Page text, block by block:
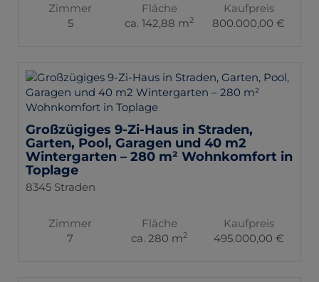
Zimmer
5
Fläche
ca. 142,88 m2
Kaufpreis
800.000,00 €
Großzügiges 9-Zi-Haus in Straden,
Garten, Pool, Garagen und 40 m2
Wintergarten – 280 m² Wohnkomfort in
Toplage
8345 Straden
Zimmer
7
Fläche
ca. 280 m2
Kaufpreis
495.000,00 €